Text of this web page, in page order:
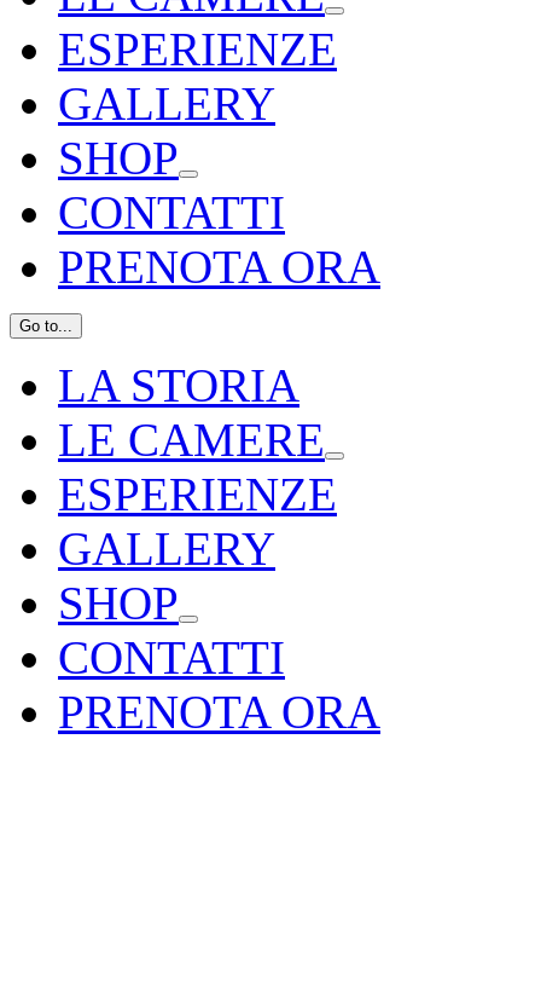
ESPERIENZE
GALLERY
SHOP
CONTATTI
PRENOTA ORA
Go to...
LA STORIA
LE CAMERE
ESPERIENZE
GALLERY
SHOP
CONTATTI
PRENOTA ORA